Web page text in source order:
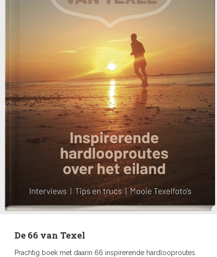
De 66 van Texel
Prachtig boek met daarin 66 inspirerende hardlooproutes